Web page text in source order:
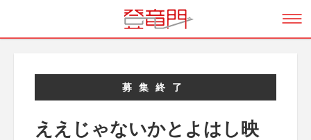
募集終了
ええじゃないかとよはし映